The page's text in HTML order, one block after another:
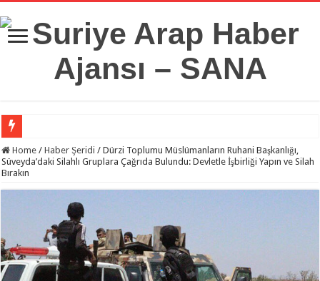
Suriye Savunma Bakanlığı’ndan Bir Heyet, Türkiye’deki Milli Savunma
Home / Haber Şeridi / Dürzi Toplumu Müslümanların Ruhani Başkanlığı,
Süveyda’daki Silahlı Gruplara Çağrıda Bulundu: Devletle İşbirliği Yapın ve Silah
Bırakın